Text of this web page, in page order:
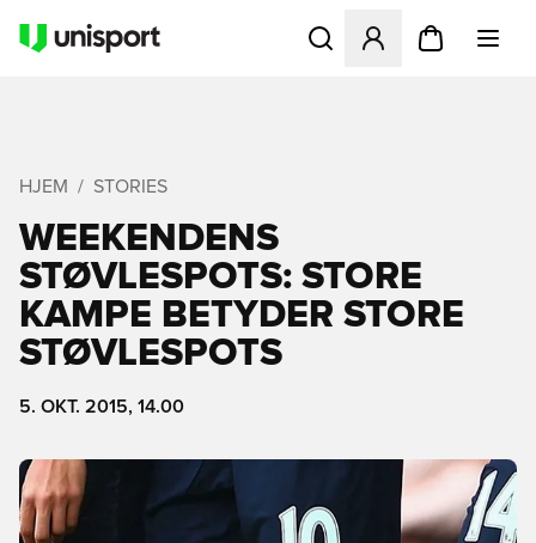
Åbner en Modal til at
HJEM STORIES
WEEKENDENS
STØVLESPOTS: STORE
KAMPE BETYDER STORE
STØVLESPOTS
5. OKT. 2015, 14.00